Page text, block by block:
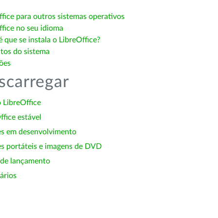
para outros sistemas operativos
no seu idioma
que se instala o LibreOffice?
do sistema
LibreOffice
estável
em desenvolvimento
portáteis e imagens de DVD
lançamento